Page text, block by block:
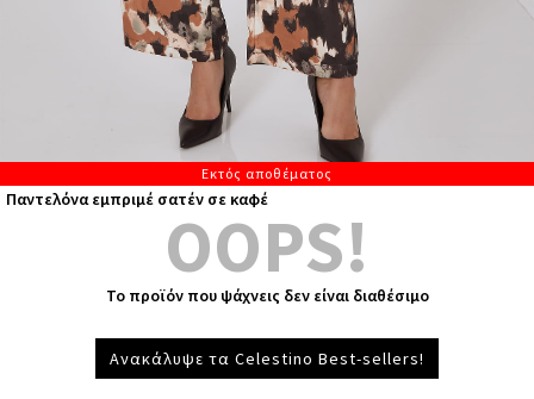
Εκτός αποθέματος
Παντελόνα εμπριμέ σατέν σε καφέ
OOPS!
Το προϊόν που ψάχνεις δεν είναι διαθέσιμο
Ανακάλυψε τα Celestino Best-sellers!